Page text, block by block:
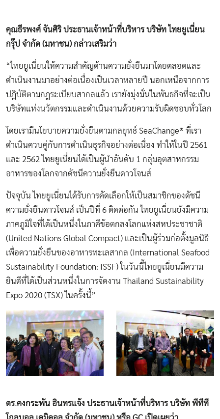
คุณธีรพงศ์ จันศิริ ประธานเจ้าหน้าที่บริหาร บริษัท ไทยยูเนี่ยน
กรุ๊ป จำกัด (มหาชน) กล่าวเสริมว่า
“ไทยยูเนี่ยนให้ความสำคัญด้านความยั่งยืนมาโดยตลอดและ
ดำเนินงานมาอย่างต่อเนื่องเป็นเวลาหลายปี นอกเหนือจากการ
ปฏิบัติตามกฎระเบียบสากลแล้ว เรายังมุ่งมั่นในพันธกิจที่จะเป็น
บริษัทแห่งนวัตกรรมและดำเนินงานด้วยความรับผิดชอบทั่วโลก
โดยเรามีนโยบายความยั่งยืนตามกลยุทธ์ SeaChange® ที่เรา
ดำเนินควบคู่กับการดำเนินธุรกิจอย่างต่อเนื่อง ทำให้ในปี 2561
และ 2562 ไทยยูเนี่ยนได้เป็นผู้นำอันดับ 1 กลุ่มอุตสาหกรรม
อาหารของโลกจากดัชนีความยั่งยืนดาวโจนส์
ปัจจุบัน ไทยยูเนี่ยนได้รับการคัดเลือกให้เป็นสมาชิกของดัชนี
ความยั่งยืนดาวโจนส์ เป็นปีที่ 6 ติดต่อกัน ไทยยูเนี่ยนยังมีความ
ภาคภูมิใจที่ได้เป็นหนึ่งในภาคีข้อตกลงโลกแห่งสหประชาชาติ
(United Nations Global Compact) และเป็นผู้ร่วมก่อตั้งมูลนิธิ
เพื่อความยั่งยืนของอาหารทะเลสากล (International Seafood
Sustainability Foundation: ISSF) ในวันนี้ไทยยูเนี่ยนมีความ
ยินดีที่ได้เป็นส่วนหนึ่งในการจัดงาน Thailand Sustainability
Expo 2020 (TSX) ในครั้งนี้”
ดร.คงกระพัน อินทรแจ้ง ประธานเจ้าหน้าที่บริหาร บริษัท พีทีที